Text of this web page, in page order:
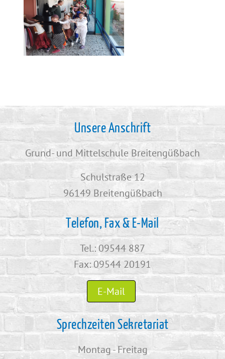
Unsere Anschrift
Grund- und Mittelschule Breitengüßbach
Schulstraße 12
96149 Breitengüßbach
Telefon, Fax & E-Mail
Tel.: 09544 887
Fax: 09544 20191
E-Mail
Sprechzeiten Sekretariat
Montag - Freitag